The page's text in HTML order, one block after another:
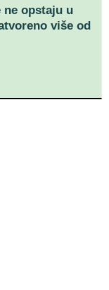
ne opstaju u
više od